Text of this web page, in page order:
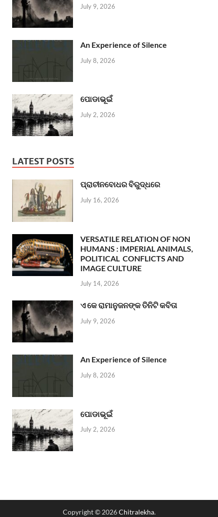
July 9, 2026
An Experience of Silence
July 8, 2026
ପୋଡାଭୂଇଁ
July 2, 2026
LATEST POSTS
ପ୍ରାଚୀନବୋଧର ବିରୁଦ୍ଧରେ
July 16, 2026
VERSATILE RELATION OF NON
HUMANS : IMPERIAL ANIMALS,
POLITICAL CONFLICTS AND
IMAGE CULTURE
July 14, 2026
ଏ କେ ରାମାନୁଜନଙ୍କ ତିନିଟି କବିତା
July 9, 2026
An Experience of Silence
July 8, 2026
ପୋଡାଭୂଇଁ
July 2, 2026
Copyright © 2026Chitralekha.